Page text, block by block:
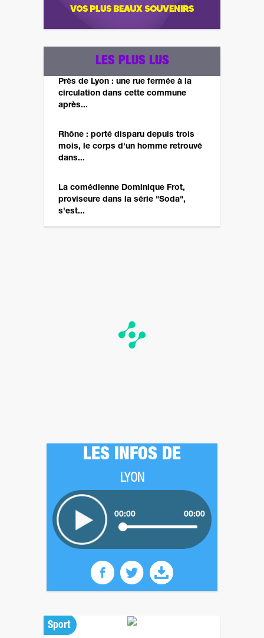
LES PLUS LUS
Près de Lyon : une rue fermée à la
circulation dans cette commune
après...
Rhône : porté disparu depuis trois
mois, le corps d'un homme retrouvé
dans...
La comédienne Dominique Frot,
proviseure dans la série "Soda",
s'est...
LES INFOS DE
LYON
00:00 00:00
Sport